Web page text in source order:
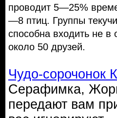
проводит 5—25%
—8 птиц. Группы
способна входить не в
около 50 друзей.
Чудо-сорочонок
Серафимка,
передают вам